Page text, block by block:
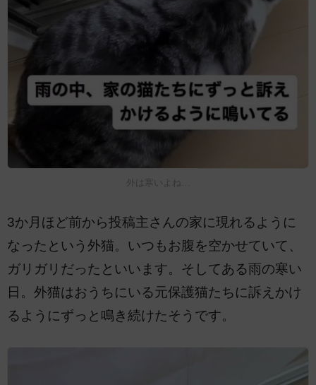
外は寒いよね…
3か月ほど前から投稿主さんの家に現れるように
なったという外猫。いつもお腹を空かせていて、
ガリガリだったといいます。そしてある雨の寒い
日。外猫はおうちにいる元保護猫たちに訴えかけ
るようにずっと鳴き続けたそうです。